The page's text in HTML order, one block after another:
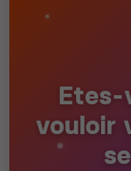
Etes-
vouloir